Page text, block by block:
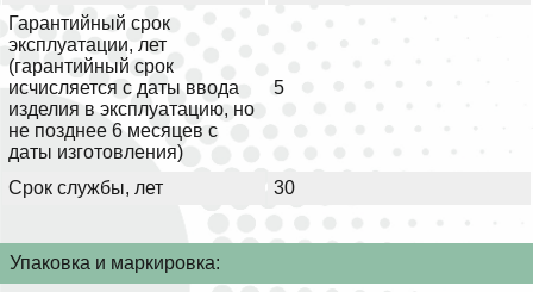
Гарантийный срок
эксплуатации, лет
(гарантийный срок
исчисляется с даты ввода
изделия в эксплуатацию, но
не позднее 6 месяцев с
даты изготовления)
5
Срок службы, лет 30
Упаковка и маркировка: